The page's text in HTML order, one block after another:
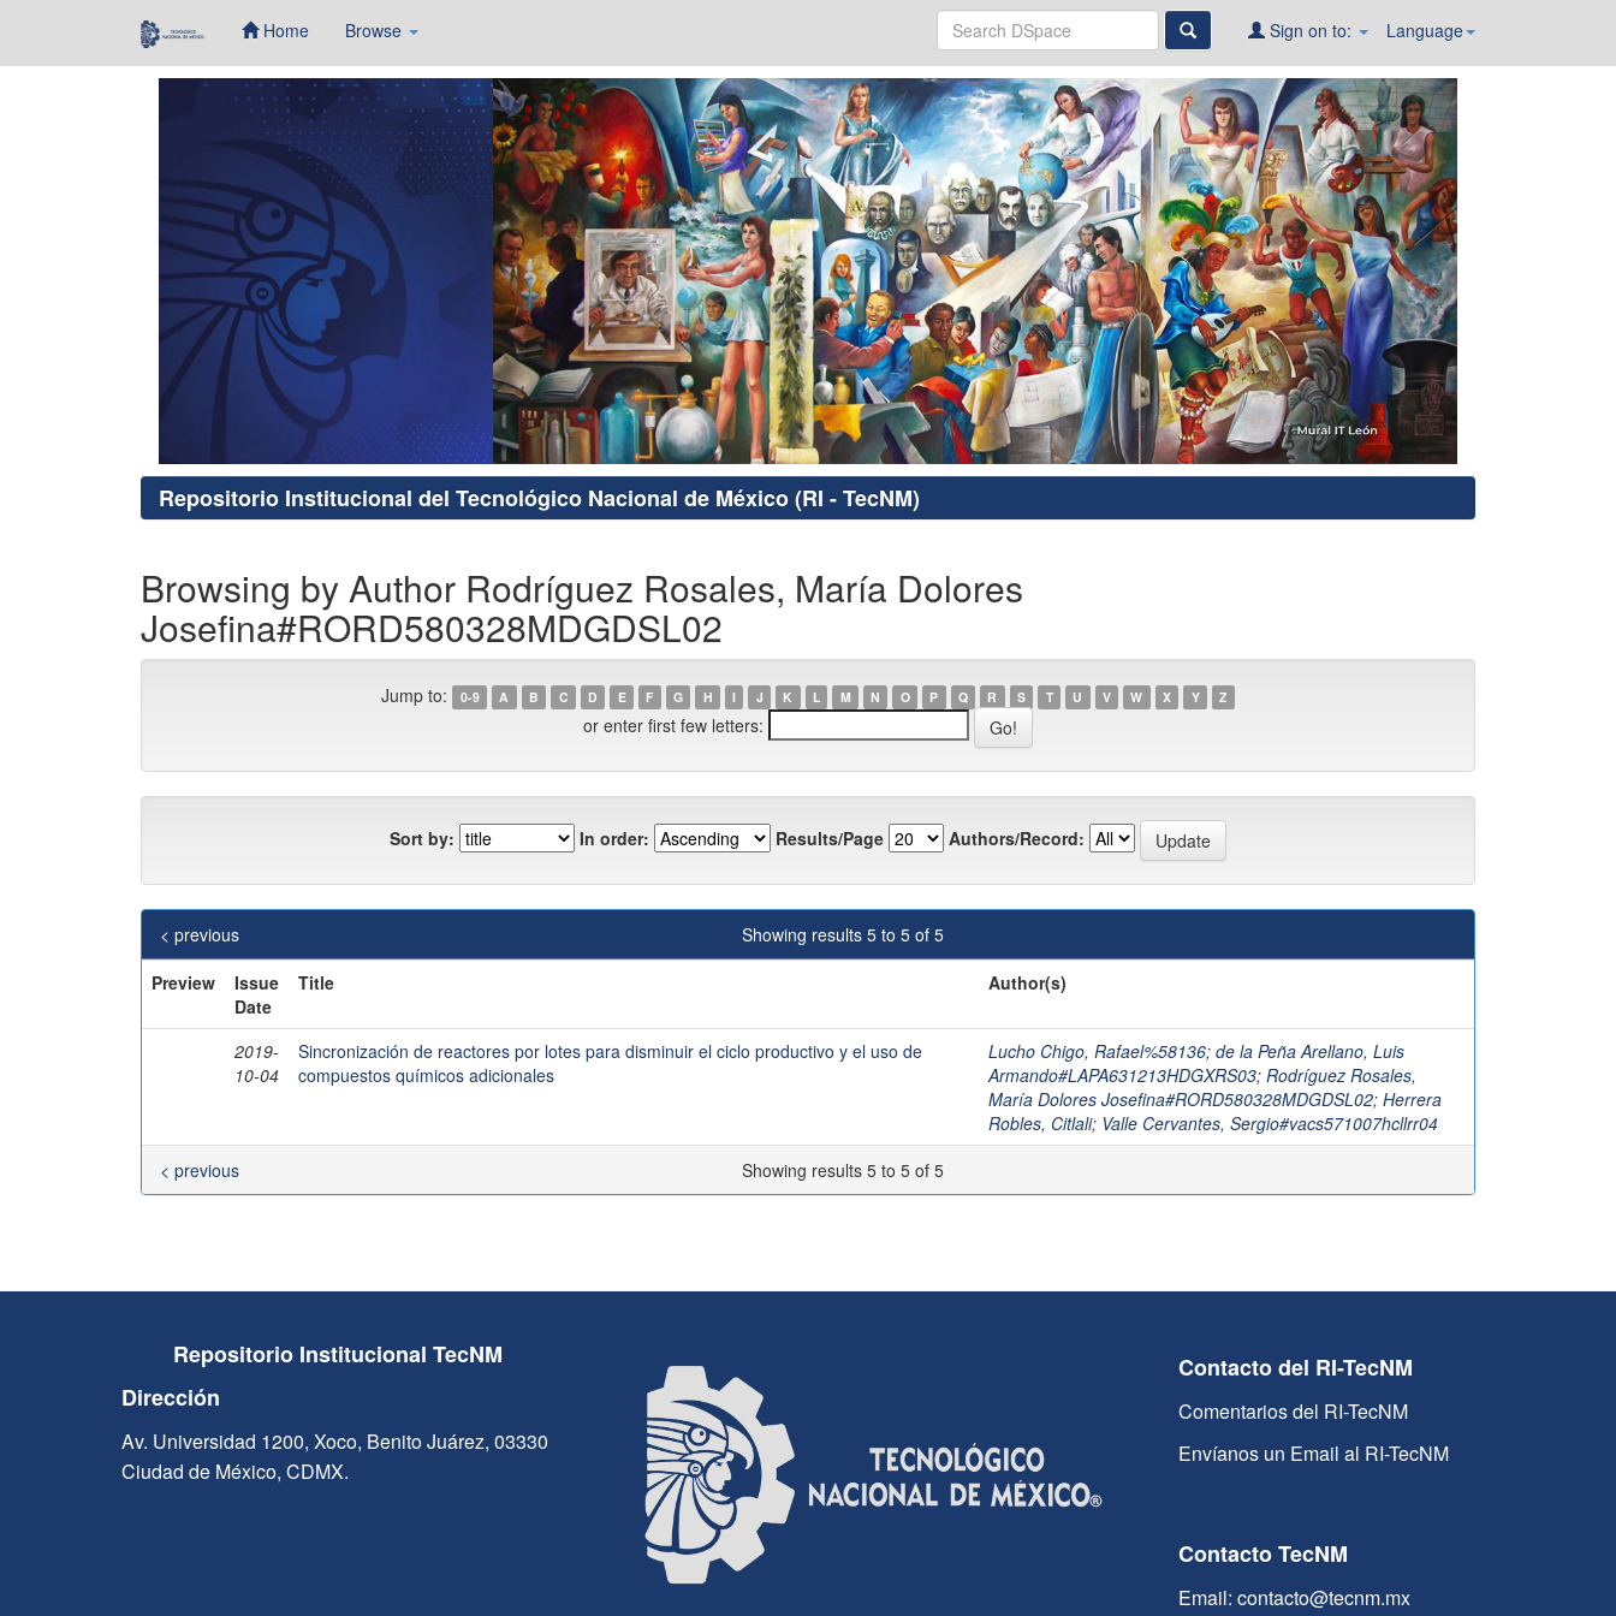
Home Browse Language
Sign on to:
Repositorio Institucional del Tecnológico Nacional de México (RI - TecNM)
Browsing by Author Rodríguez Rosales, María Dolores
Josefina#RORD580328MDGDSL02
Jump to: 0-9 A B C D E F G H I J K L M N O P Q R S T U V W X Y Z
or enter first few letters:
Sort by: In order: Results/Page Authors/Record:
Showing results 5 to 5 of 5
< previous
Preview
Issue
Date
Title Author(s)
2019-
10-04
Sincronización de reactores por lotes para disminuir el ciclo productivo y el uso de
compuestos químicos adicionales
Lucho Chigo, Rafael%58136; de la Peña Arellano, Luis
Armando#LAPA631213HDGXRS03; Rodríguez Rosales,
María Dolores Josefina#RORD580328MDGDSL02; Herrera
Robles, Citlali; Valle Cervantes, Sergio#vacs571007hcllrr04
Showing results 5 to 5 of 5
< previous
Repositorio Institucional TecNM
Dirección
Av. Universidad 1200, Xoco, Benito Juárez, 03330
Ciudad de México, CDMX.
Contacto del RI-TecNM
Comentarios del RI-TecNM
Envíanos un Email al RI-TecNM
Contacto TecNM
Email: contacto@tecnm.mx